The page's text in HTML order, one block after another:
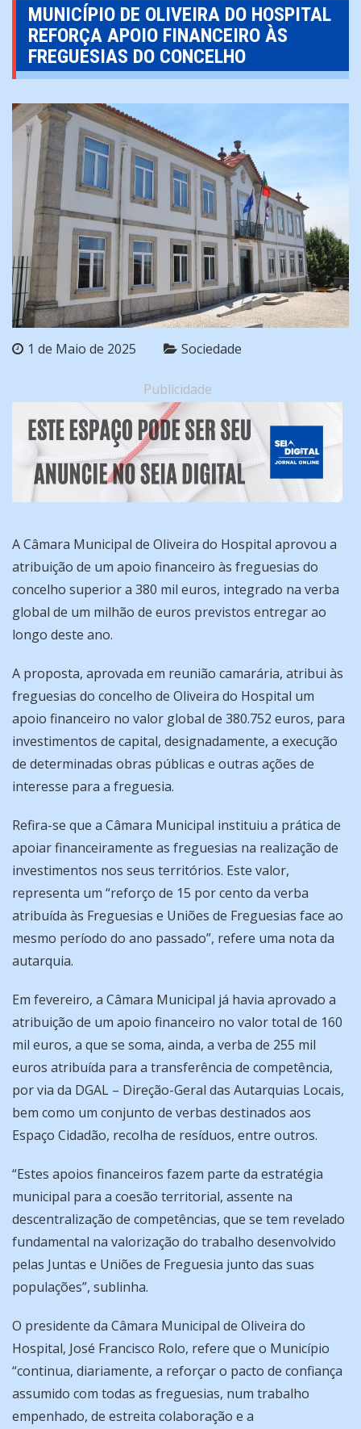
MUNICÍPIO DE OLIVEIRA DO HOSPITAL
REFORÇA APOIO FINANCEIRO ÀS
FREGUESIAS DO CONCELHO
1 de Maio de 2025 Sociedade
Publicidade
A Câmara Municipal de Oliveira do Hospital aprovou a
atribuição de um apoio financeiro às freguesias do
concelho superior a 380 mil euros, integrado na verba
global de um milhão de euros previstos entregar ao
longo deste ano.
A proposta, aprovada em reunião camarária, atribui às
freguesias do concelho de Oliveira do Hospital um
apoio financeiro no valor global de 380.752 euros, para
investimentos de capital, designadamente, a execução
de determinadas obras públicas e outras ações de
interesse para a freguesia.
Refira-se que a Câmara Municipal instituiu a prática de
apoiar financeiramente as freguesias na realização de
investimentos nos seus territórios. Este valor,
representa um “reforço de 15 por cento da verba
atribuída às Freguesias e Uniões de Freguesias face ao
mesmo período do ano passado”, refere uma nota da
autarquia.
Em fevereiro, a Câmara Municipal já havia aprovado a
atribuição de um apoio financeiro no valor total de 160
mil euros, a que se soma, ainda, a verba de 255 mil
euros atribuída para a transferência de competência,
por via da DGAL – Direção-Geral das Autarquias Locais,
bem como um conjunto de verbas destinados aos
Espaço Cidadão, recolha de resíduos, entre outros.
“Estes apoios financeiros fazem parte da estratégia
municipal para a coesão territorial, assente na
descentralização de competências, que se tem revelado
fundamental na valorização do trabalho desenvolvido
pelas Juntas e Uniões de Freguesia junto das suas
populações”, sublinha.
O presidente da Câmara Municipal de Oliveira do
Hospital, José Francisco Rolo, refere que o Município
“continua, diariamente, a reforçar o pacto de confiança
assumido com todas as freguesias, num trabalho
empenhado, de estreita colaboração e a